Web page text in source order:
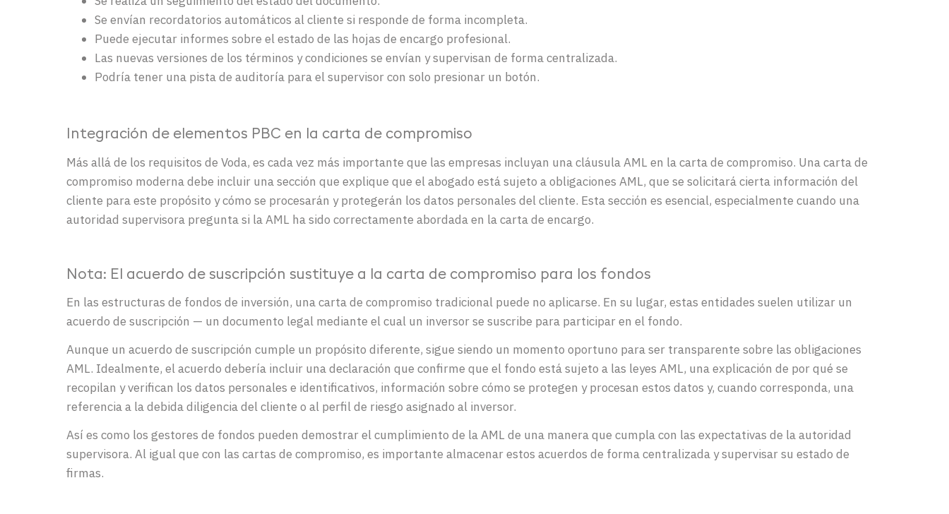
Se envían recordatorios automáticos al cliente si responde de forma incompleta.
Puede ejecutar informes sobre el estado de las hojas de encargo profesional.
Las nuevas versiones de los términos y condiciones se envían y supervisan de forma centralizada.
Podría tener una pista de auditoría para el supervisor con solo presionar un botón.
Integración de elementos PBC en la carta de compromiso
Más allá de los requisitos de Voda, es cada vez más importante que las empresas incluyan una cláusula AML en la carta de compromiso. Una carta de
compromiso moderna debe incluir una sección que explique que el abogado está sujeto a obligaciones AML, que se solicitará cierta información del
cliente para este propósito y cómo se procesarán y protegerán los datos personales del cliente. Esta sección es esencial, especialmente cuando una
autoridad supervisora pregunta si la AML ha sido correctamente abordada en la carta de encargo.
Nota: El acuerdo de suscripción sustituye a la carta de compromiso para los fondos
En las estructuras de fondos de inversión, una carta de compromiso tradicional puede no aplicarse. En su lugar, estas entidades suelen utilizar un
acuerdo de suscripción — un documento legal mediante el cual un inversor se suscribe para participar en el fondo.
Aunque un acuerdo de suscripción cumple un propósito diferente, sigue siendo un momento oportuno para ser transparente sobre las obligaciones
AML. Idealmente, el acuerdo debería incluir una declaración que confirme que el fondo está sujeto a las leyes AML, una explicación de por qué se
recopilan y verifican los datos personales e identificativos, información sobre cómo se protegen y procesan estos datos y, cuando corresponda, una
referencia a la debida diligencia del cliente o al perfil de riesgo asignado al inversor.
Así es como los gestores de fondos pueden demostrar el cumplimiento de la AML de una manera que cumpla con las expectativas de la autoridad
supervisora. Al igual que con las cartas de compromiso, es importante almacenar estos acuerdos de forma centralizada y supervisar su estado de
firmas.